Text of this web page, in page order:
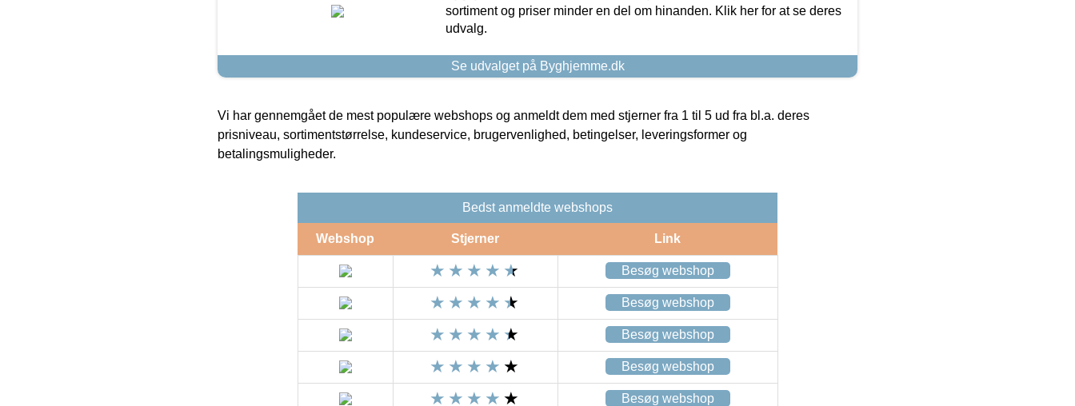
sortiment og priser minder en del om hinanden. Klik her for at se deres
udvalg.
Se udvalget på Byghjemme.dk
Vi har gennemgået de mest populære webshops og anmeldt dem med stjerner fra 1 til 5 ud fra bl.a. deres
prisniveau, sortimentstørrelse, kundeservice, brugervenlighed, betingelser, leveringsformer og
betalingsmuligheder.
Bedst anmeldte webshops
Webshop Stjerner Link
Besøg webshop
Besøg webshop
Besøg webshop
Besøg webshop
Besøg webshop